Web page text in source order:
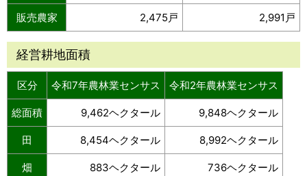
販売農家 2,475戸 2,991戸
経営耕地面積
区分 令和7年農林業センサス 令和2年農林業センサス
総面積 9,462ヘクタール 9,848ヘクタール
田 8,454ヘクタール 8,992ヘクタール
畑 883ヘクタール 736ヘクタール